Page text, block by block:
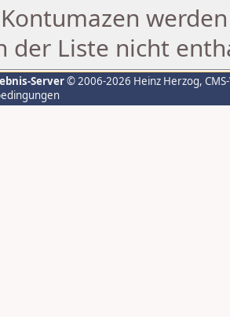
Kontumazen
der Liste nicht
Server© 2006-2026 Heinz Herzog,